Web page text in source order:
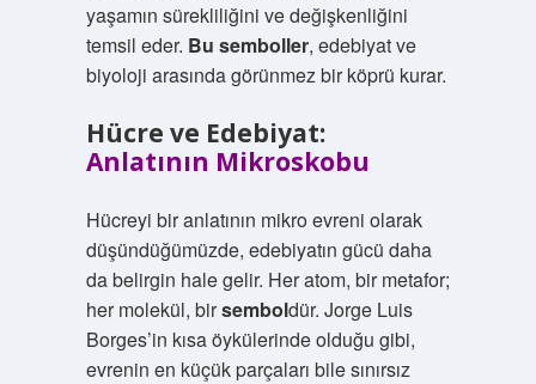
yaşamın sürekliliğini ve değişkenliğini
temsil eder. Bu semboller, edebiyat ve
biyoloji arasında görünmez bir köprü kurar.
Hücre ve Edebiyat:
Anlatının Mikroskobu
Hücreyi bir anlatının mikro evreni olarak
düşündüğümüzde, edebiyatın gücü daha
da belirgin hale gelir. Her atom, bir metafor;
her molekül, birsemboldür. Jorge Luis
Borges’in kısa öykülerinde olduğu gibi,
evrenin en küçük parçaları bile sınırsız